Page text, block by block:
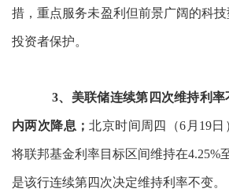
措，重点服务未盈利但前景广阔的科
投资者保护。
3、美联储连续第四次维持利率
内两次降息； 北京时间周四（6月19
将联邦基金利率目标区间维持在4.25%
是该行连续第四次决定维持利率不变。